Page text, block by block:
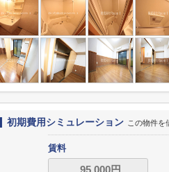
初期費用シミュレーション この物件を
賃料